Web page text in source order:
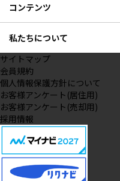
コンテンツ
私たちについて
サイトマップ
会員規約
個人情報保護方針について
お客様アンケート(居住用)
お客様アンケート(売却用)
採用情報